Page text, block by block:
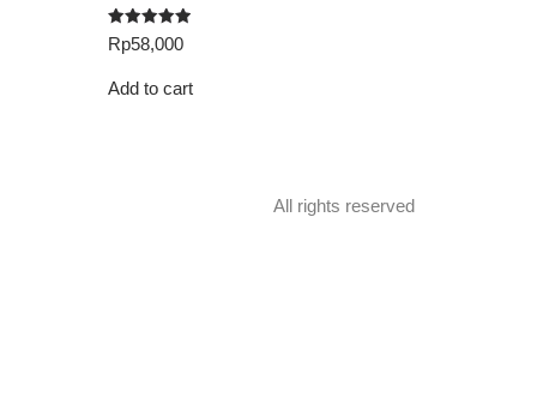
Rated
5.00
Rp58,000
Add to cart
All rights reserved